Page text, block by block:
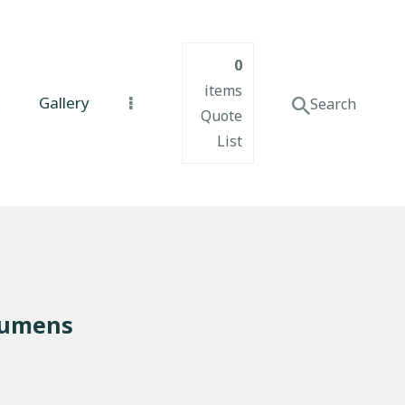
Gallery
0
items
Quote
List